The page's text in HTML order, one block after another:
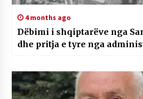
4 months ago
Dëbimi i shqiptarëve nga
dhe pritja e tyre nga